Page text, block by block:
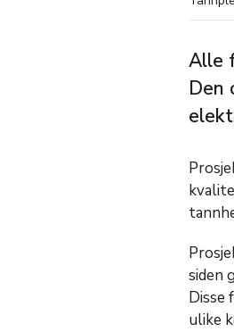
Alle
Den
siden
Disse
ulike